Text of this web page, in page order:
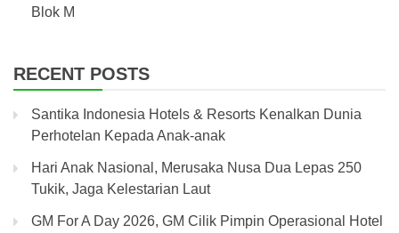
Blok M
RECENT POSTS
Santika Indonesia Hotels & Resorts Kenalkan Dunia
Perhotelan Kepada Anak-anak
Hari Anak Nasional, Merusaka Nusa Dua Lepas 250
Tukik, Jaga Kelestarian Laut
GM For A Day 2026, GM Cilik Pimpin Operasional Hotel